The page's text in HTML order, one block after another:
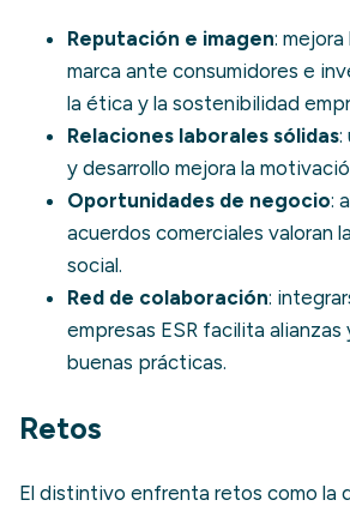
Reputación e imagen:
marca ante consumidores e
la ética y la sostenibilidad
Relaciones laborales sólidas:
y desarrollo mejora la
Oportunidades de negocio:
acuerdos comerciales valoran
social.
Red de colaboración:
empresas ESR facilita
buenas prácticas.
Retos
El distintivo enfrenta retos como la